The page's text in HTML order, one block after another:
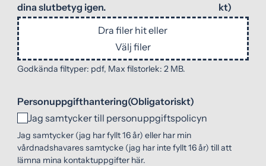
dina slutbetyg igen.
kt)
Dra filer hit eller
Välj filer
Godkända filtyper: pdf, Max filstorlek: 2 MB.
Personuppgifthantering(Obligatoriskt)
Jag samtycker till personuppgiftspolicyn
Jag samtycker (jag har fyllt 16 år) eller har min
vårdnadshavares samtycke (jag har inte fyllt 16 år) till att
lämna mina kontaktuppgifter här.